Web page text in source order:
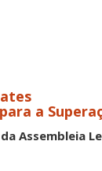
a
Assembleia